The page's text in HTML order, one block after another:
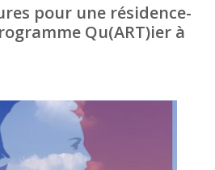
pour une résidence-
Qu(ART)ier à